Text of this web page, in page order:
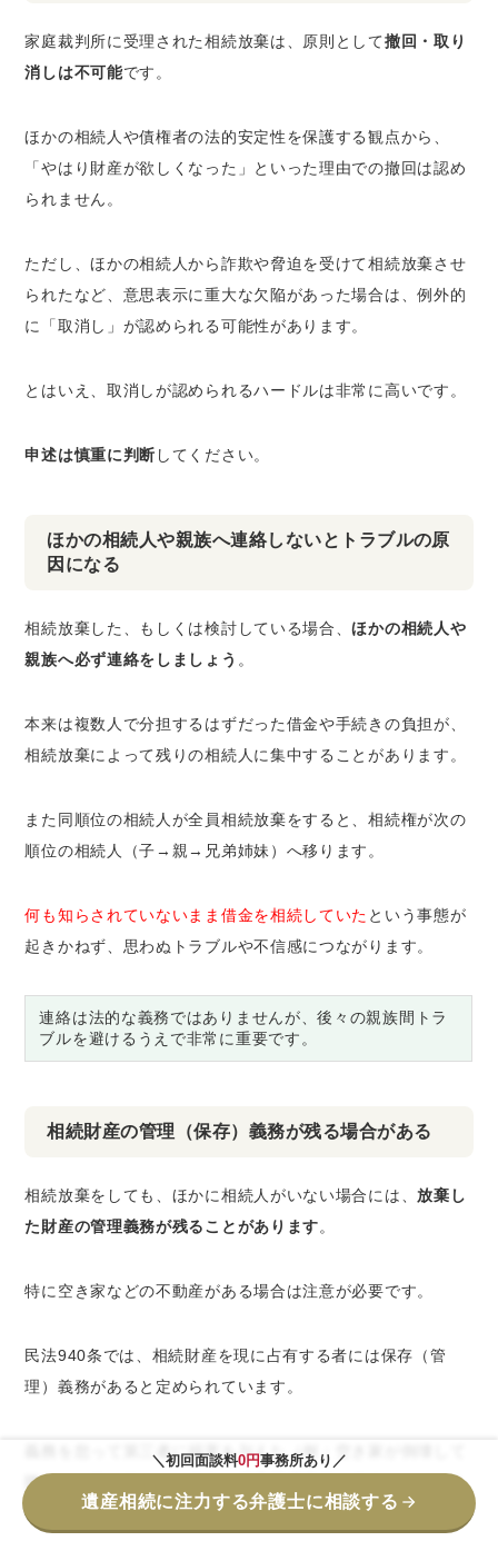
家庭裁判所に受理された相続放棄は、原則として撤回・取り
消しは不可能です。
ほかの相続人や債権者の法的安定性を保護する観点から、
「やはり財産が欲しくなった」といった理由での撤回は認め
られません。
ただし、ほかの相続人から詐欺や脅迫を受けて相続放棄させ
られたなど、意思表示に重大な欠陥があった場合は、例外的
に「取消し」が認められる可能性があります。
とはいえ、取消しが認められるハードルは非常に高いです。
申述は慎重に判断 してください。
ほかの相続人や親族へ連絡しないとトラブルの原
因になる
相続放棄した、もしくは検討している場合、ほかの相続人や
親族へ必ず連絡をしましょう 。
本来は複数人で分担するはずだった借金や手続きの負担が、
相続放棄によって残りの相続人に集中することがあります。
また同順位の相続人が全員相続放棄をすると、相続権が次の
順位の相続人（子→親→兄弟姉妹）へ移ります。
何も知らされていないまま借金を相続していた という事態が
起きかねず、思わぬトラブルや不信感につながります。
連絡は法的な義務ではありませんが、後々の親族間トラ
ブルを避けるうえで非常に重要です。
相続財産の管理（保存）義務が残る場合がある
相続放棄をしても、ほかに相続人がいない場合には、放棄し
た財産の管理義務が残ることがあります。
特に空き家などの不動産がある場合は注意が必要です。
民法940条では、相続財産を現に占有する者には保存（管
理）義務があると定められています。
義務を怠って第三者に損害を与えた（例：空き家が倒壊して
隣家に被害が及んだ）場合、
リスクがあ
ります。
＼初回面談料0円事務所あり／
遺産相続に注力する弁護士に相談する